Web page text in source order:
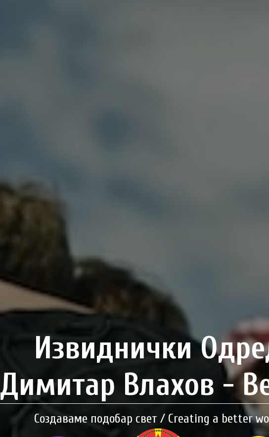
Извиднички
Димитар Влахов -
Создаваме подобар свет / Creating a better